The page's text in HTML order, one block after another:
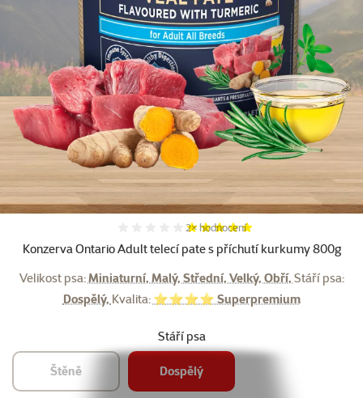
Konzerva Ontario Adult telecí pate s příchutí kurkumy 800g
Hodnocení 100%, počet hodnocení:
2× hodnocení
Velikost psa:Miniaturní, Malý, Střední, Velký, Obří, Stáří psa:
Dospělý, Kvalita: ⭐⭐⭐⭐ Superpremium
Stáří psa
Štěně Dospělý
Další fotky